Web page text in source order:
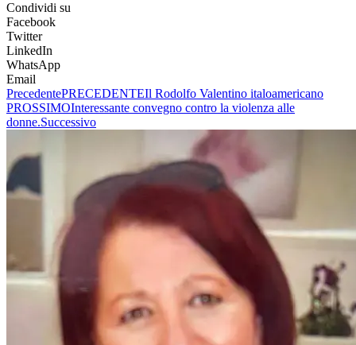
Condividi su
Facebook
Twitter
LinkedIn
WhatsApp
Email
PrecedentePRECEDENTEIl Rodolfo Valentino italoamericano
PROSSIMOInteressante convegno contro la violenza alle
donne.Successivo